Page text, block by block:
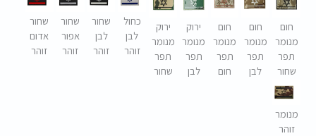
חום
מנומר
תפר
שחור
חום
מנומר
תפר
לבן
חום
מנומר
תפר
חום
ירוק
מנומר
תפר
לבן
ירוק
מנומר
תפר
שחור
כחול
לבן
זוהר
שחור
לבן
זוהר
שחור
אפור
זוהר
שחור
אדום
זוהר
מנומר
זוהר